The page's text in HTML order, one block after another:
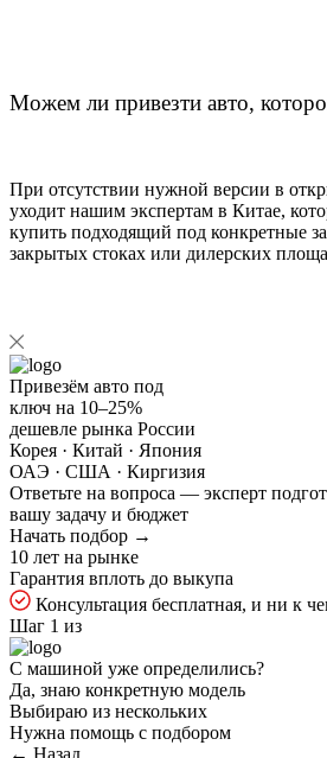
Можем ли привезти авто,
При отсутствии нужной версии в
уходит нашим экспертам в Китае,
купить подходящий под конкретные
закрытых стоках или дилерских
Привезём авто под
ключ на 10–25%
дешевле рынка России
Корея · Китай · Япония
ОАЭ · США · Киргизия
Ответьте на вопроса — эксперт
вашу задачу и бюджет
Начать подбор →
10 лет на рынке
Гарантия вплоть до выкупа
Консультация бесплатная, и ни к
Шаг 1 из
С машиной уже определились?
Да, знаю конкретную модель
Выбираю из нескольких
Нужна помощь с подбором
← Назад